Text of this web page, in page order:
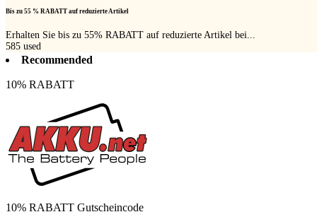
Bis zu 55 % RABATT auf reduzierte Artikel
Erhalten Sie bis zu 55% RABATT auf reduzierte Artikel bei...
585 used
Recommended
10% RABATT
10% RABATT Gutscheincode